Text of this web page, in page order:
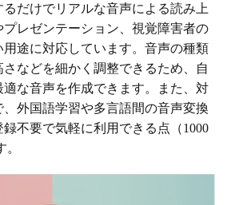
だけでリアルな音声による読み上
レゼンテーション、視覚障害者の
途に対応しています。音声の種類
などを細かく調整できるため、自
な音声を作成できます。また、対
外国語学習や多言語間の音声変換
不要で気軽に利用できる点（1000